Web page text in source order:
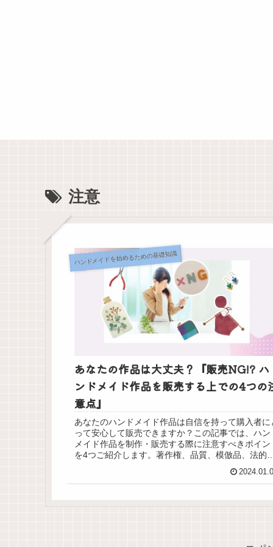
注意
ハンドメイドを始めるための基礎知識
あなたの作品は大丈夫？『販売NG!? ハ
ンドメイド作品を販売する上での4つの
意点』
あなたのハンドメイド作品は自信を持って購入者に
って安心して販売できますか？この記事では、ハン
メイド作品を制作・販売する際に注意すべきポイン
を4つご紹介します。著作権、品質、模倣品、法的